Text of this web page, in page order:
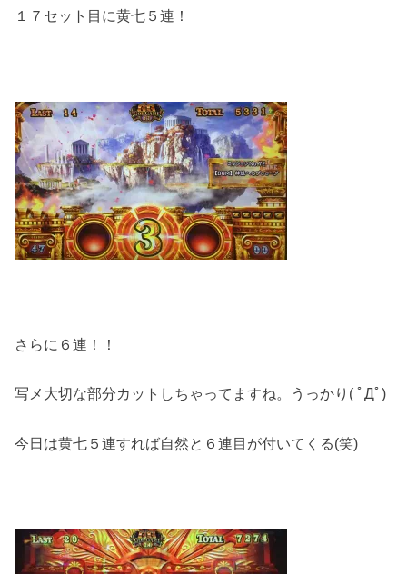
１７セット目に黄七５連！
さらに６連！！
写メ大切な部分カットしちゃってますね。うっかり( ﾟДﾟ)
今日は黄七５連すれば自然と６連目が付いてくる(笑)